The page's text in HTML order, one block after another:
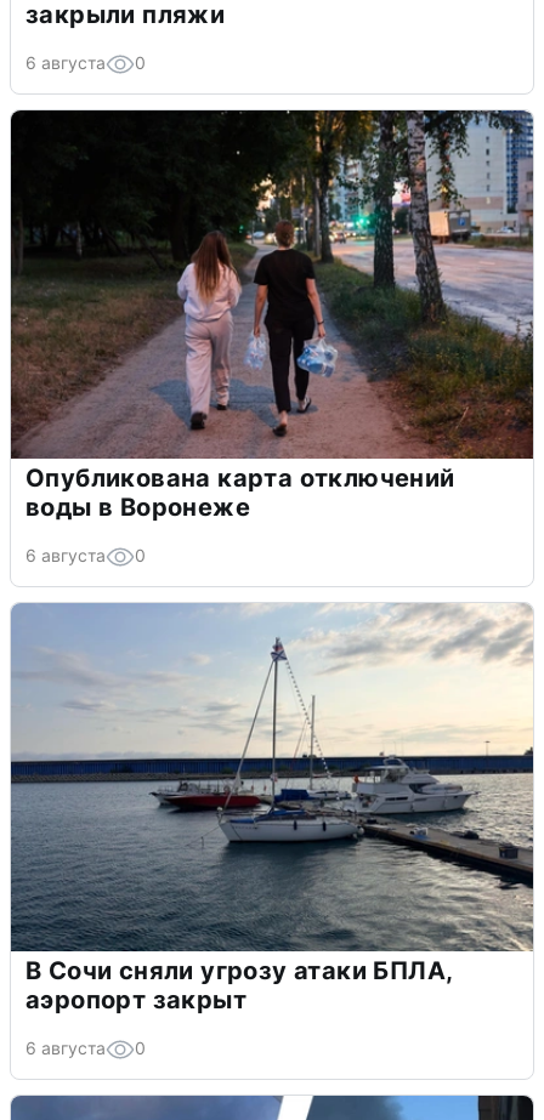
закрыли пляжи
6 августа 0
Опубликована карта отключений
воды в Воронеже
6 августа 0
В Сочи сняли угрозу атаки БПЛА,
аэропорт закрыт
6 августа 0